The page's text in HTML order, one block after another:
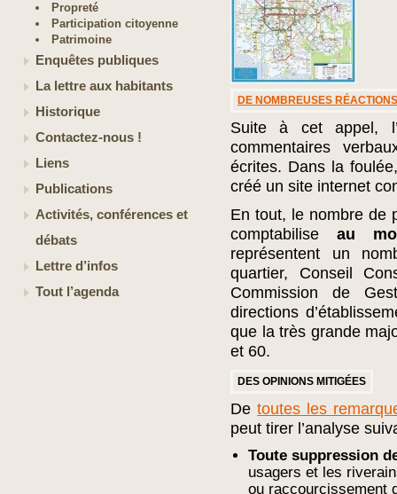
Propreté
Participation citoyenne
Patrimoine
Enquêtes publiques
La lettre aux habitants
Historique
Contactez-nous !
Liens
Publications
Activités, conférences et
débats
Lettre d’infos
Tout l’agenda
DE NOMBREUSES RÉACTIONS
Suite à cet appel,
commentaires
écrites. Dans la
créé un site internet
En tout, le nombre de
comptabilise au
représentent un
quartier, Conseil
Commission de
directions
que la très grande
et 60.
DES OPINIONS MITIGÉES
Detoutes les
peut tirer l’analyse
Toute suppression
usagers et les
ou raccourcissement